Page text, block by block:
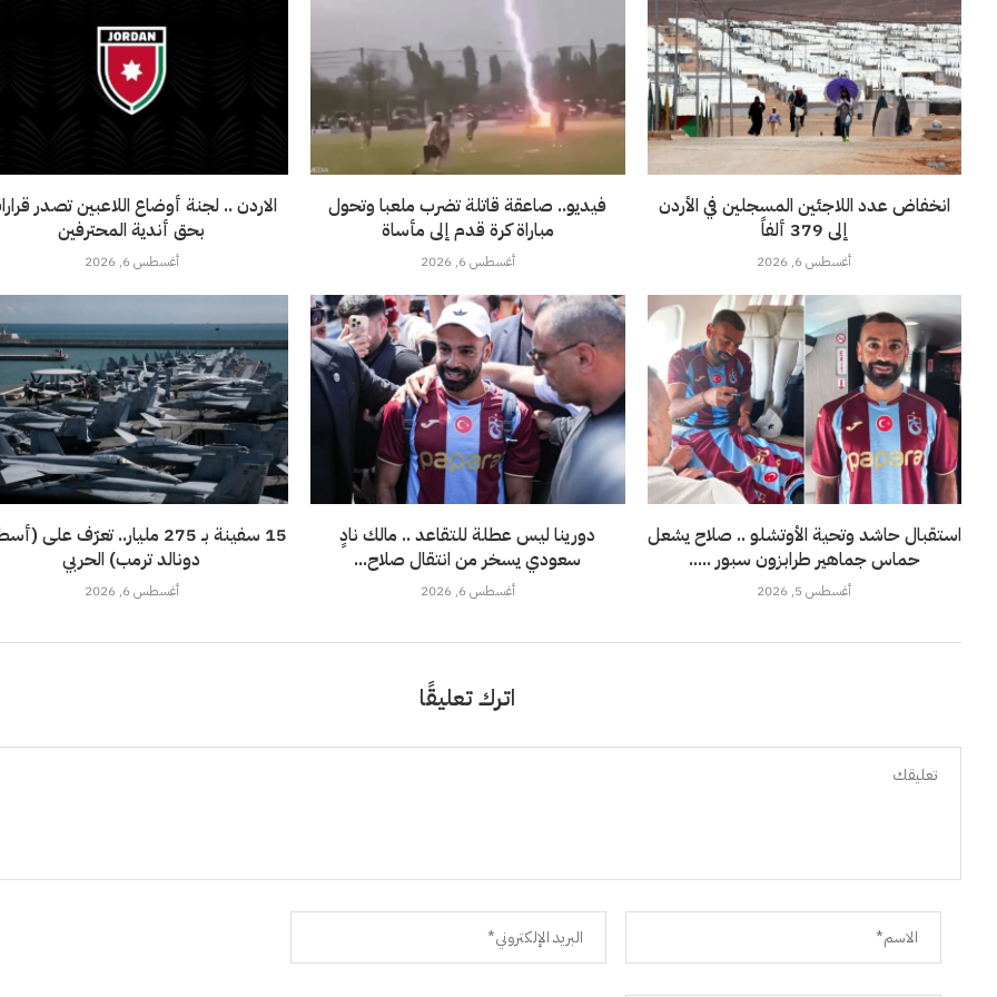
الاردن .. لجنة أوضاع اللاعبين تصدر
بحق أندية المحترفين
أغسطس 6, 2026
فيديو.. صاعقة قاتلة تضرب ملعبا وتحول
مباراة كرة قدم إلى مأساة
أغسطس 6, 2026
انخفاض عدد اللاجئين المسجلين في الأردن
إلى 379 ألفاً
أغسطس 6, 2026
15 سفينة بـ 275 مليار.. تعرّف على
دونالد ترمب) الحربي
أغسطس 6, 2026
دورينا ليس عطلة للتقاعد .. مالك نادٍ
سعودي يسخر من انتقال صلاح...
أغسطس 6, 2026
استقبال حاشد وتحية الأوتشلو .. صلاح يشعل
حماس جماهير طرابزون سبور .....
أغسطس 5, 2026
اترك تعليقًا